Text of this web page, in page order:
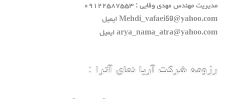
مديريت مهندس مهدي وفايي : ٠٩١٢٢٥٨٧٥٥٣
Mehdi_vafaei59@yahoo.com ايميل
arya_nama_atra@yahoo.com ايميل
رزومه شرکت آریا نمای آترا :